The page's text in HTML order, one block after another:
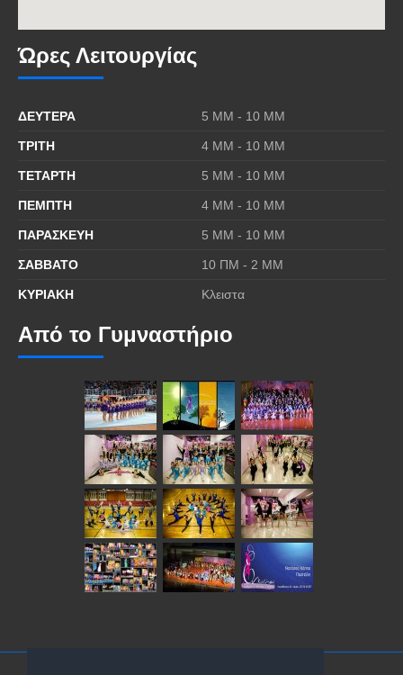
Ώρες Λειτουργίας
ΔΕΥΤΕΡΑ 5 MΜ - 10 ΜΜ
ΤΡΙΤΗ 4 MΜ - 10 ΜΜ
ΤΕΤΑΡΤΗ 5 MΜ - 10 ΜΜ
ΠΕΜΠΤΗ 4 MΜ - 10 ΜΜ
ΠΑΡΑΣΚΕΥΗ 5 MΜ - 10 ΜΜ
ΣΑΒΒΑΤΟ 10 ΠΜ - 2 ΜΜ
ΚΥΡΙΑΚΗ Κλειστα
Από το Γυμναστήριο